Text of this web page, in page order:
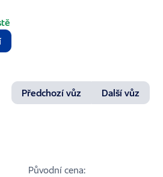
Předchozí vůz Další vůz
1/15
Původní cena: